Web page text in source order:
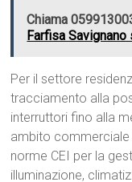
Chiama
Farfisa Savignano
Per il settore
tracciamento alla
interruttori fino alla
ambito commerciale
norme CEI per la
illuminazione,